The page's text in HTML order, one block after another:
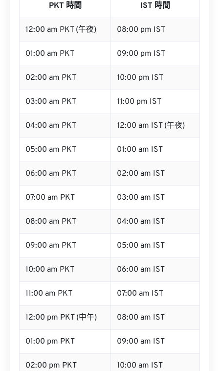
PKT 時間 IST 時間
12:00 am PKT (午夜) 08:00 pm IST
01:00 am PKT 09:00 pm IST
02:00 am PKT 10:00 pm IST
03:00 am PKT 11:00 pm IST
04:00 am PKT 12:00 am IST (午夜)
05:00 am PKT 01:00 am IST
06:00 am PKT 02:00 am IST
07:00 am PKT 03:00 am IST
08:00 am PKT 04:00 am IST
09:00 am PKT 05:00 am IST
10:00 am PKT 06:00 am IST
11:00 am PKT 07:00 am IST
12:00 pm PKT (中午) 08:00 am IST
01:00 pm PKT 09:00 am IST
02:00 pm PKT 10:00 am IST